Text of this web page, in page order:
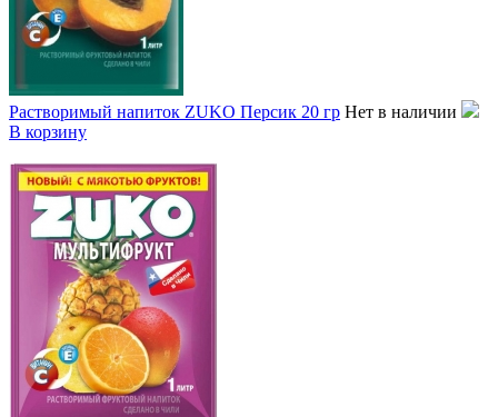
Растворимый напиток ZUKO Персик 20 гр Нет в наличии
В корзину